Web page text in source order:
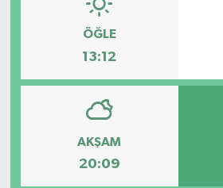
ÖĞLE
13:12
AKŞAM
20:09